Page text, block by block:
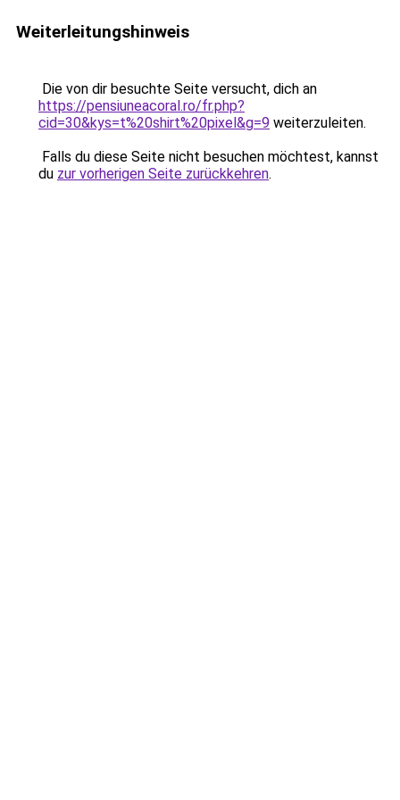
Weiterleitungshinweis
Die von dir besuchte Seite versucht, dich an
https://pensiuneacoral.ro/fr.php?
cid=30&kys=t%20shirt%20pixel&g=9 weiterzuleiten.
Falls du diese Seite nicht besuchen möchtest, kannst
du zur vorherigen Seite zurückkehren.